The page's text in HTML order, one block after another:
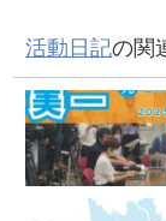
活動日記の関